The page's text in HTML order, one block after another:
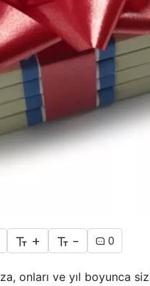
+ - 0
onları ve yıl boyunca